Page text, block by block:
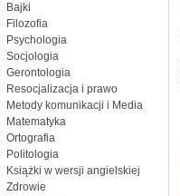
Bajki
Filozofia
Psychologia
Socjologia
Gerontologia
Resocjalizacja i prawo
Metody komunikacji i Media
Matematyka
Ortografia
Politologia
Książki w wersji angielskiej
Zdrowie